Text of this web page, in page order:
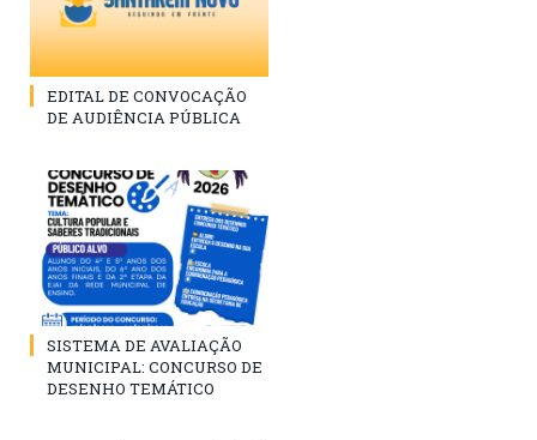
EDITAL DE CONVOCAÇÃO
DE AUDIÊNCIA PÚBLICA
SISTEMA DE AVALIAÇÃO
MUNICIPAL: CONCURSO DE
DESENHO TEMÁTICO